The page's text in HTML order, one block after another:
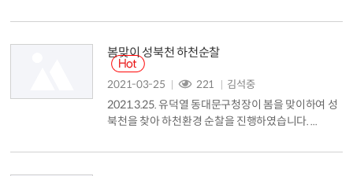
고 모두가 행복한 아동&middot;여성친화도시로서의
동친화도시 인증을 새로운 도약으로 삼아 ▲아동권리
교육 ▲아동참여기구 구성 ▲아동,청소년 정책제안대
회 ▲아동의회 및 청소년참여위원회 운영 ▲아동권리
교육 구민강사 양성 등 아동의 권리...
봄맞이 성북천 하천순찰
2021-03-25 221 김석중
2021.3.25. 유덕열 동대문구청장이 봄을 맞이하여 성
북천을 찾아 하천환경 순찰을 진행하였습니다. ...